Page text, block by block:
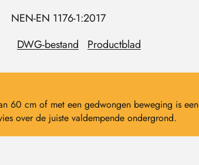
NEN-EN 1176-1:2017
DWG-bestand Productblad
60 cm of met een gedwongen beweging is een
over de juiste valdempende ondergrond.